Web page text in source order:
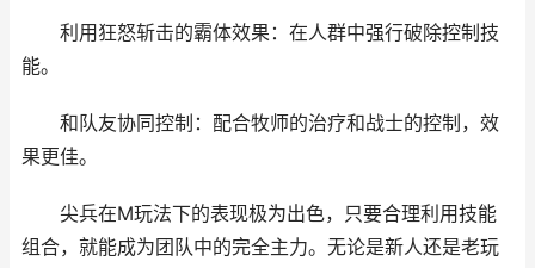
利用狂怒斩击的霸体效果：在人群中强行破除控制技
能。
和队友协同控制：配合牧师的治疗和战士的控制，效
果更佳。
尖兵在M玩法下的表现极为出色，只要合理利用技能
组合，就能成为团队中的完全主力。无论是新人还是老玩